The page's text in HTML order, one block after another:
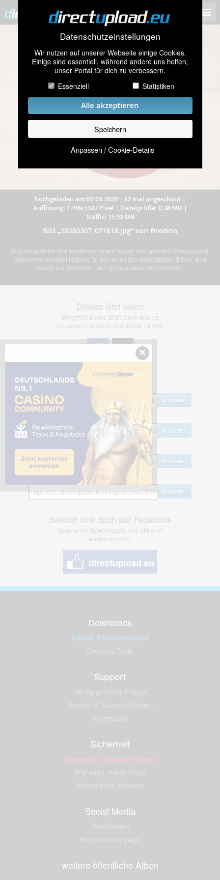
Datenschutzeinstellungen
Wir nutzen auf unserer Webseite einige Cookies.
Einige sind essentiell, während andere uns helfen,
unser Portal für dich zu verbessern.
Essenziell
Statistiken
Alle akzeptieren
Speichern
Anpassen / Cookie-Details
hochgeladen am 07.03.2026| 42 mal angeschaut|
Auflösung: 1796x1347 Pixel | Dateigröße: 0,38 MB |
Traffic: 15,93 MB
Bild „20260307_071618.jpg” von Firedino
Das dargestellte Bild wurde von einem Nutzer hochgeladen. Directupload
übernimmt keinerlei Haftung für den Inhalt des dargestellten Bildes, wird
jedoch bei Verstößen nach §2(3) unserer AGB handeln.
Dieses Bild teilen
Dir gefällt dieses Bild? Dann teile es
mit deinen Freunden und deiner Familie.
Share Links
kopieren
HTML
kopieren
BB Code
kopieren
kopieren
Besuch uns doch auf Facebook
Spannende Gewinnspiele und Aktionen
warten auf dich!
Downloads
Dieses Bild downloaden
Support
Sicherheit
Dieses Bild melden (Abuse)
Social Media
weitere öffentliche Alben
×